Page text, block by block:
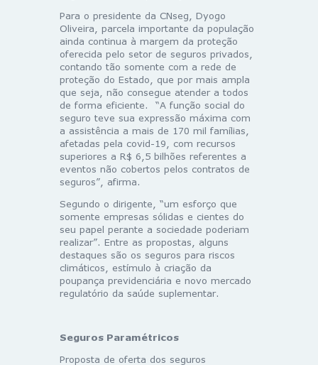
Para o presidente da CNseg, Dyogo
Oliveira, parcela importante da população
ainda continua à margem da proteção
oferecida pelo setor de seguros privados,
contando tão somente com a rede de
proteção do Estado, que por mais ampla
que seja, não consegue atender a todos
de forma eficiente. “A função social do
seguro teve sua expressão máxima com
a assistência a mais de 170 mil famílias,
afetadas pela covid-19, com recursos
superiores a R$ 6,5 bilhões referentes a
eventos não cobertos pelos contratos de
seguros”, afirma.
Segundo o dirigente, “um esforço que
somente empresas sólidas e cientes do
seu papel perante a sociedade poderiam
realizar”. Entre as propostas, alguns
destaques são os seguros para riscos
climáticos, estímulo à criação da
poupança previdenciária e novo mercado
regulatório da saúde suplementar.
Seguros Paramétricos
Proposta de oferta dos seguros